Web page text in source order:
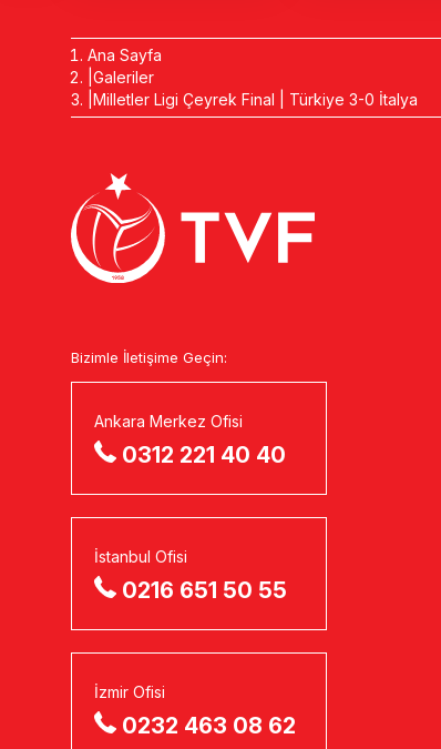
Ana Sayfa
Galeriler
Milletler Ligi Çeyrek Final | Türkiye 3-0 İtalya
Bizimle İletişime Geçin:
Ankara Merkez Ofisi
0312 221 40 40
İstanbul Ofisi
0216 651 50 55
İzmir Ofisi
0232 463 08 62